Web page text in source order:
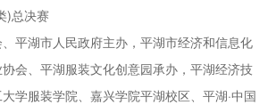
)总决赛
平湖市人民政府主办，平湖市经济和信息化
会、平湖服装文化创意园承办，平湖经济技
学服装学院、嘉兴学院平湖校区、平湖·中国